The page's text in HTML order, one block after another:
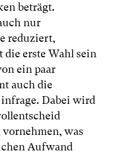
beträgt.
nur
reduziert,
erste Wahl sein
ein paar
auch die
Dabei wird
was
Aufwand